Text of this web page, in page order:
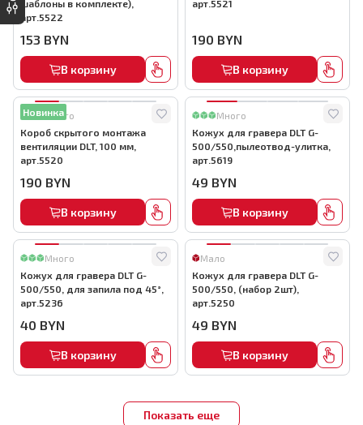
шаблоны в комплекте),
арт.5522
153 BYN
В корзину
арт.5521
190 BYN
В корзину
Много
Новинка
Короб скрытого монтажа
вентиляции DLT, 100 мм,
арт.5520
190 BYN
В корзину
Много
Кожух для гравера DLT G-
500/550,пылеотвод-улитка,
арт.5619
49 BYN
В корзину
Много
Кожух для гравера DLT G-
500/550, для запила под 45°,
арт.5236
40 BYN
В корзину
Мало
Кожух для гравера DLT G-
500/550, (набор 2шт),
арт.5250
49 BYN
В корзину
Показать еще